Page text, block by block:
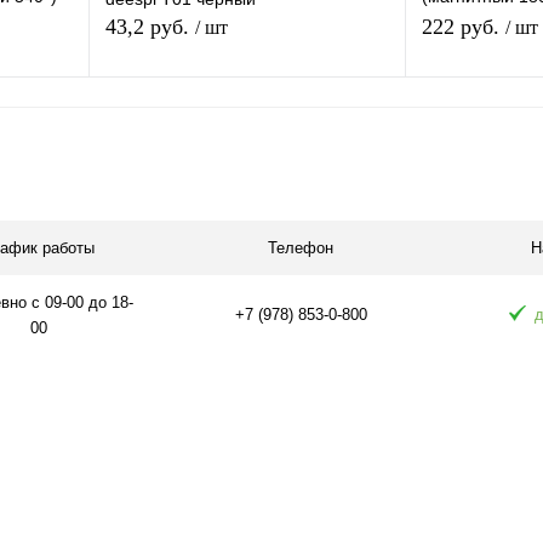
43,2 руб. / шт
на магните,
222 руб. / шт
работы Телефон
с 09-00 до 18-
00
+7 (978) 853-0-800